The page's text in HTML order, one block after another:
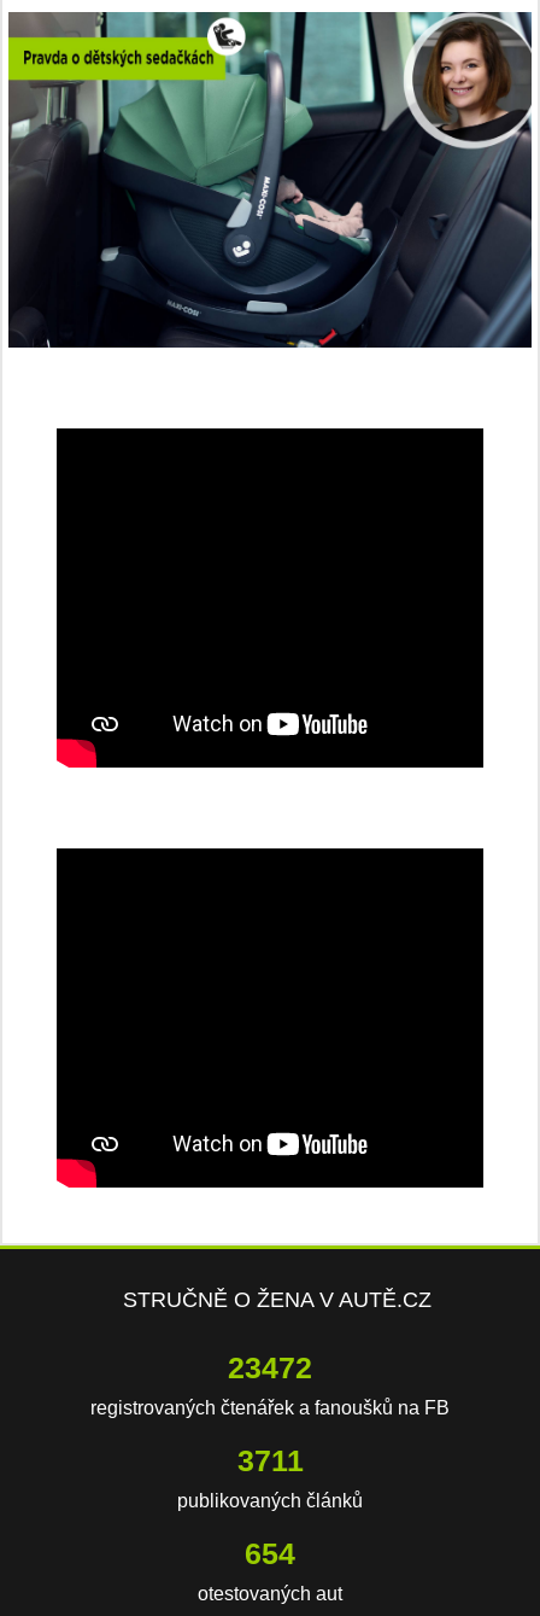
STRUČNĚ O ŽENA V AUTĚ.CZ
23472
registrovaných čtenářek a fanoušků na FB
3711
publikovaných článků
654
otestovaných aut